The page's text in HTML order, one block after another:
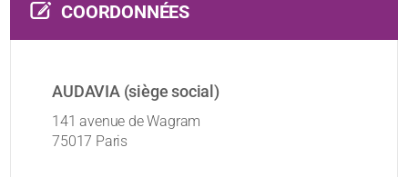
COORDONNÉES
AUDAVIA (siège social)
141 avenue de Wagram
75017 Paris